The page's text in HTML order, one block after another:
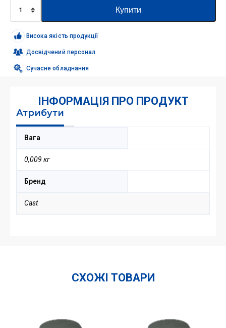
кільце
22
L
кількість
Купити
Висока якість продукції
Досвідчений персонал
Сучасне обладнання
ІНФОРМАЦІЯ ПРО ПРОДУКТ
Атрибути
Вага
0,009 кг
Бренд
Cast
СХОЖІ ТОВАРИ